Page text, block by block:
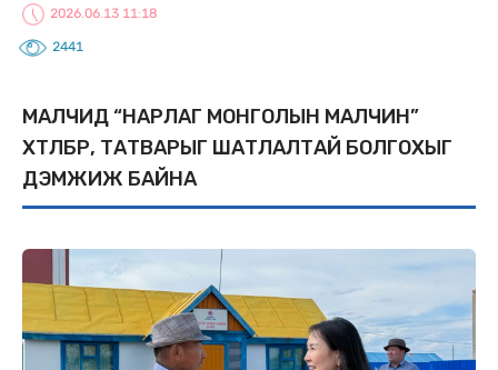
2026.06.13 11:18
2441
МАЛЧИД “НАРЛАГ МОНГОЛЫН МАЛЧИН”
ХӨТӨЛБӨР, ТАТВАРЫГ ШАТЛАЛТАЙ БОЛГОХЫГ
ДЭМЖИЖ БАЙНА